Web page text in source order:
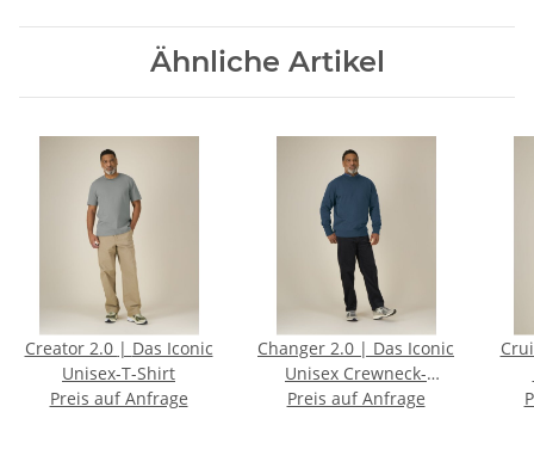
Ähnliche Artikel
Creator 2.0 | Das Iconic
Unisex-T-Shirt
Preis auf Anfrage
Changer 2.0 | Das Iconic
Unisex Crewneck-
Sweatshirt
Preis auf Anfrage